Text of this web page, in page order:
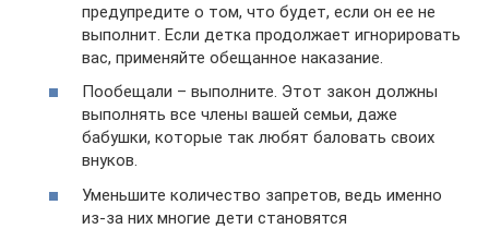
предупредите о том, что будет, если он ее не
выполнит. Если детка продолжает игнорировать
вас, применяйте обещанное наказание.
Пообещали – выполните. Этот закон должны
выполнять все члены вашей семьи, даже
бабушки, которые так любят баловать своих
внуков.
Уменьшите количество запретов, ведь именно
из-за них многие дети становятся